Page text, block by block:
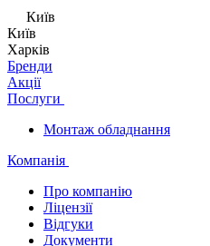
Київ
Київ
Харків
Бренди
Акції
Послуги
Монтаж обладнання
Компанія
Про компанію
Ліцензії
Відгуки
Документи